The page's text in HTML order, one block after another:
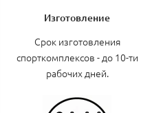
Изготовление
Срок изготовления
спорткомплексов - до 10-ти
рабочих дней.